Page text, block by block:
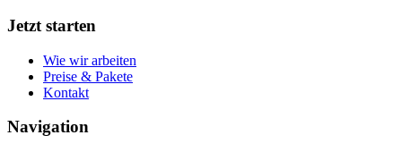
Jetzt starten
Wie wir arbeiten
Preise & Pakete
Kontakt
Navigation